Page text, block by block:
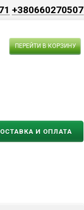
+380660270507
ПЕРЕЙТИ В КОРЗИНУ
И ОПЛАТА